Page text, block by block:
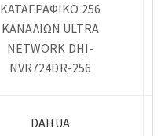
ΚΑΤΑΓΡΑΦΙΚΟ 256
ΚΑΝΑΛΙΩΝ ULTRA
NETWORK DHI-
NVR724DR-256
DAHUA